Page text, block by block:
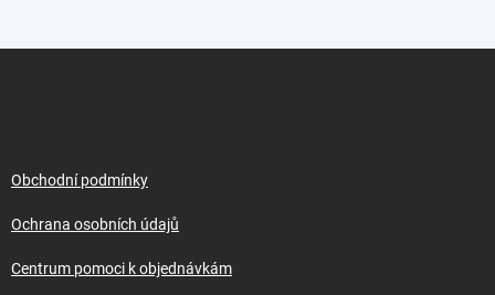
Obchodní podmínky
Ochrana osobních údajů
Centrum pomoci k objednávkám